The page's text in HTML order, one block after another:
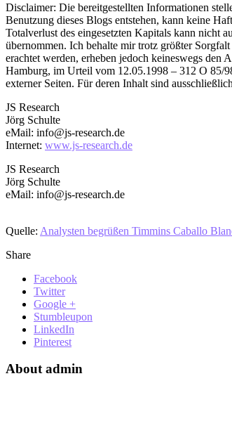
Disclaimer: Die bereitgestellten Informationen
Benutzung dieses Blogs entstehen, kann keine
Totalverlust des eingesetzten Kapitals kann nicht
übernommen. Ich behalte mir trotz größter
erachtet werden, erheben jedoch keineswegs
Hamburg, im Urteil vom 12.05.1998 – 312 O 85/
externer Seiten. Für deren Inhalt sind
JS Research
Jörg Schulte
eMail: info@js-research.de
Internet: www.js-research.de
JS Research
Jörg Schulte
eMail: info@js-research.de
Quelle: Analysten begrüßen Timmins Caballo
Share
Facebook
Twitter
Google +
Stumbleupon
LinkedIn
Pinterest
About admin